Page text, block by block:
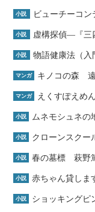
小説 ビューチーコ
小説 虚構探偵―『
小説 物語健康法（入
マンガ キノコの森
マンガ えくすぽえめ
小説 ムネモシュネ
小説 クローンスク
小説 春の墓標 萩野
小説 赤ちゃん貸し
小説 ショッキング